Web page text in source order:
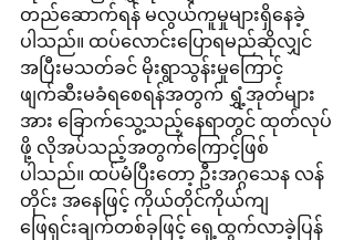
တည်ဆောက်ရန် မလွယ်ကူမှုများရှိနေခဲ့
ပါသည်။ ထပ်လောင်းပြောရမည်ဆိုလျှင်
အပြီးမသတ်ခင် မိုးရွာသွန်းမှုကြောင့်
ဖျက်ဆီးမခံရစေရန်အတွက် ရွှံ့အုတ်များ
အား ခြောက်သွေ့သည့်နေရာတွင် ထုတ်လုပ်
ဖို့ လိုအပ်သည့်အတွက်ကြောင့်ဖြစ်
ပါသည်။ ထပ်မံပြီးတော့ ဦးအဂ္ဂသေန လန်
တိုင်း အနေဖြင့် ကိုယ်တိုင်ကိုယ်ကျ
ဖြေရှင်းချက်တစ်ခုဖြင့် ရှေ့ထွက်လာခဲ့ပြန်